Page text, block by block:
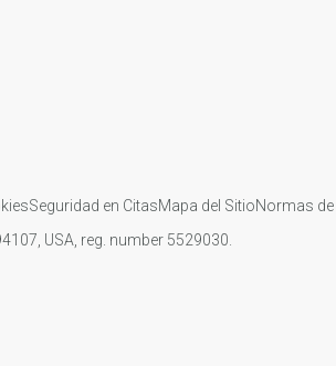
Seguridad en CitasMapa del SitioNormas
USA, reg. number 5529030.